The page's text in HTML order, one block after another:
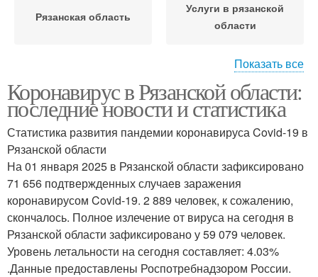
Рязанская область
Услуги в рязанской
области
области
Отношения в рязанской
области
Области для борьбы
Службы в рязанской
области
Показать все
Коронавирус в Рязанской области:
последние новости и статистика
Статистика развития пандемии коронавируса Covid-19 в
Рязанской области
На 01 января 2025 в Рязанской области зафиксировано
71 656 подтвержденных случаев заражения
коронавирусом Covid-19. 2 889 человек, к сожалению,
скончалось. Полное излечение от вируса на сегодня в
Рязанской области зафиксировано у 59 079 человек.
Уровень летальности на сегодня составляет: 4.03%
.Данные предоставлены Роспотребнадзором России.